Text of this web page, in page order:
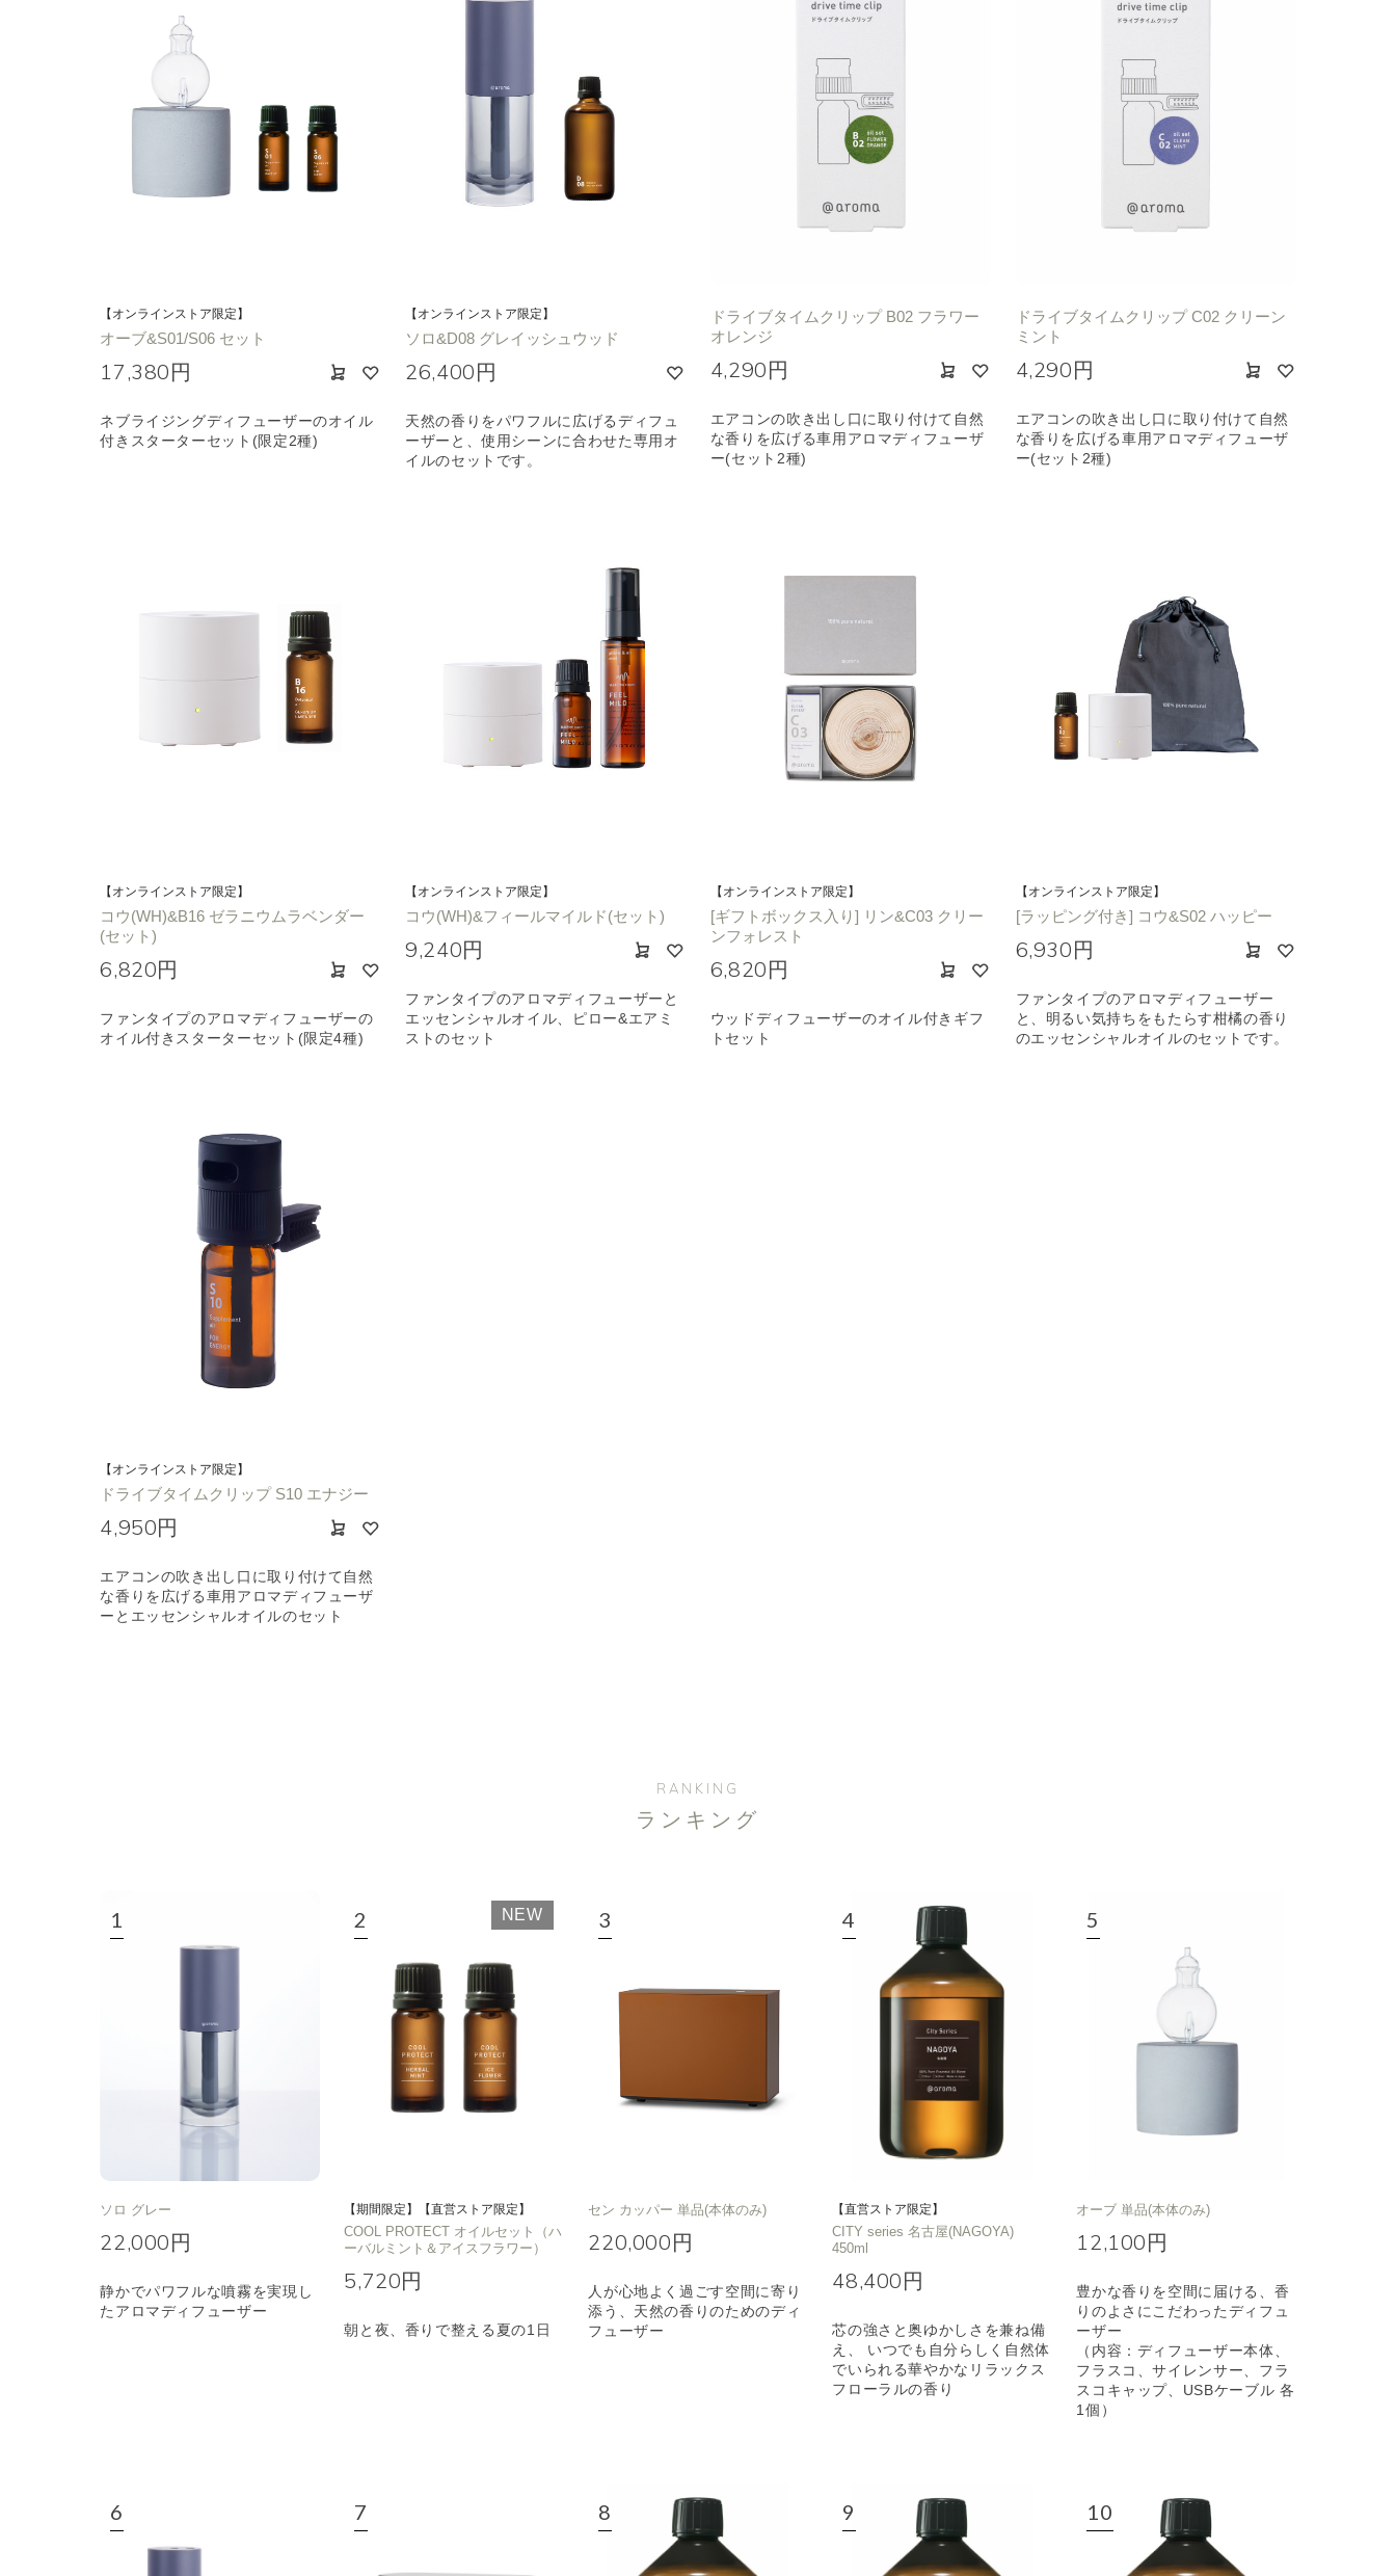
【オンラインストア限定】
オーブ&S01/S06 セット
17,380円
ネブライジングディフューザーのオイル
付きスターターセット(限定2種)
【オンラインストア限定】
ソロ&D08 グレイッシュウッド
26,400円
天然の香りをパワフルに広げるディフュ
ーザーと、使用シーンに合わせた専用オ
イルのセットです。
ドライブタイムクリップ B02 フラワー
オレンジ
4,290円
エアコンの吹き出し口に取り付けて自然
な香りを広げる車用アロマディフューザ
ー(セット2種)
ドライブタイムクリップ C02 クリーン
ミント
4,290円
エアコンの吹き出し口に取り付けて自然
な香りを広げる車用アロマディフューザ
ー(セット2種)
【オンラインストア限定】
コウ(WH)&B16 ゼラニウムラベンダー
(セット)
6,820円
ファンタイプのアロマディフューザーの
オイル付きスターターセット(限定4種)
【オンラインストア限定】
コウ(WH)&フィールマイルド(セット)
9,240円
ファンタイプのアロマディフューザーと
エッセンシャルオイル、ピロー&エアミ
ストのセット
【オンラインストア限定】
[ギフトボックス入り] リン&C03 クリー
ンフォレスト
6,820円
ウッドディフューザーのオイル付きギフ
トセット
【オンラインストア限定】
[ラッピング付き] コウ&S02 ハッピー
6,930円
ファンタイプのアロマディフューザー
と、明るい気持ちをもたらす柑橘の香り
のエッセンシャルオイルのセットです。
【オンラインストア限定】
ドライブタイムクリップ S10 エナジー
4,950円
エアコンの吹き出し口に取り付けて自然
な香りを広げる車用アロマディフューザ
ーとエッセンシャルオイルのセット
RANKING
ランキング
ソロ グレー
22,000円
静かでパワフルな噴霧を実現し
たアロマディフューザー
NEW
【期間限定】【直営ストア限定】
COOL PROTECT オイルセット（ハ
ーバルミント＆アイスフラワー）
5,720円
朝と夜、香りで整える夏の1日
セン カッパー 単品(本体のみ)
220,000円
人が心地よく過ごす空間に寄り
添う、天然の香りのためのディ
フューザー
【直営ストア限定】
CITY series 名古屋(NAGOYA)
450ml
48,400円
芯の強さと奥ゆかしさを兼ね備
え、 いつでも自分らしく自然体
でいられる華やかなリラックス
フローラルの香り
オーブ 単品(本体のみ)
12,100円
豊かな香りを空間に届ける、香
りのよさにこだわったディフュ
ーザー
（内容：ディフューザー本体、
フラスコ、サイレンサー、フラ
スコキャップ、USBケーブル 各
1個）